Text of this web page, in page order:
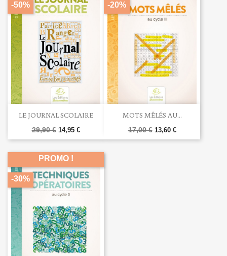
LE JOURNAL SCOLAIRE
29,90 € 14,95 €
-50%
MOTS MÊLÉS AU...
17,00 € 13,60 €
-20%
PROMO !
-30%